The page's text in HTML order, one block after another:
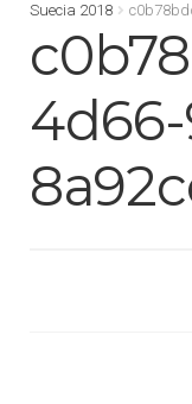
Liga Alemana
Liga Argentina
Liga
Suecia 2018